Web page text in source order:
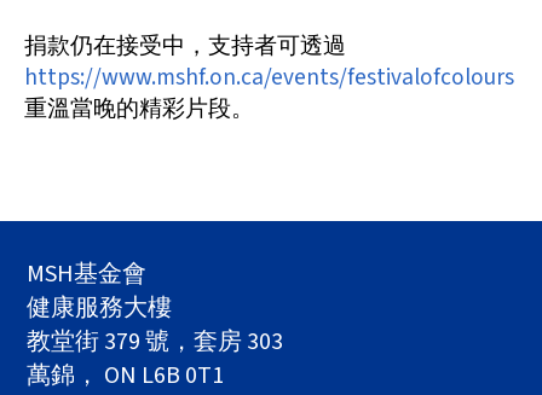
捐款仍在接受中，支持者可透過
https://www.mshf.on.ca/events/festivalofcolours
重溫當晚的精彩片段。
MSH基金會
健康服務大樓
教堂街 379 號，套房 303
萬錦， ON L6B 0T1